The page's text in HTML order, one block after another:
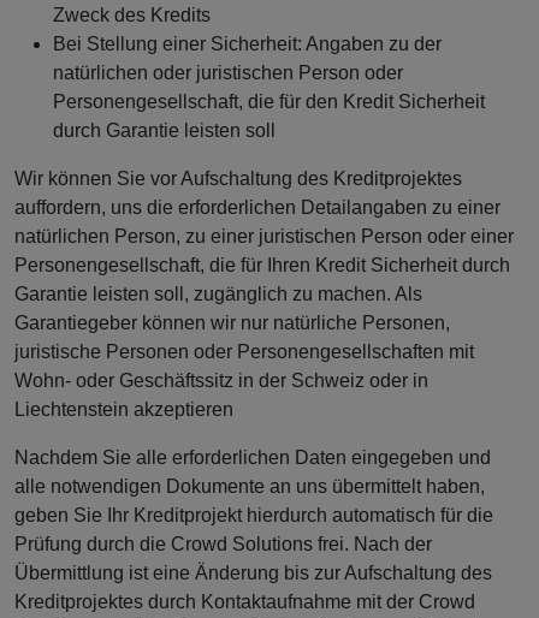
Zweck des Kredits
Bei Stellung einer Sicherheit: Angaben zu der
natürlichen oder juristischen Person oder
Personengesellschaft, die für den Kredit Sicherheit
durch Garantie leisten soll
Wir können Sie vor Aufschaltung des Kreditprojektes
auffordern, uns die erforderlichen Detailangaben zu einer
natürlichen Person, zu einer juristischen Person oder einer
Personengesellschaft, die für Ihren Kredit Sicherheit durch
Garantie leisten soll, zugänglich zu machen. Als
Garantiegeber können wir nur natürliche Personen,
juristische Personen oder Personengesellschaften mit
Wohn- oder Geschäftssitz in der Schweiz oder in
Liechtenstein akzeptieren
Nachdem Sie alle erforderlichen Daten eingegeben und
alle notwendigen Dokumente an uns übermittelt haben,
geben Sie Ihr Kreditprojekt hierdurch automatisch für die
Prüfung durch die Crowd Solutions frei. Nach der
Übermittlung ist eine Änderung bis zur Aufschaltung des
Kreditprojektes durch Kontaktaufnahme mit der Crowd